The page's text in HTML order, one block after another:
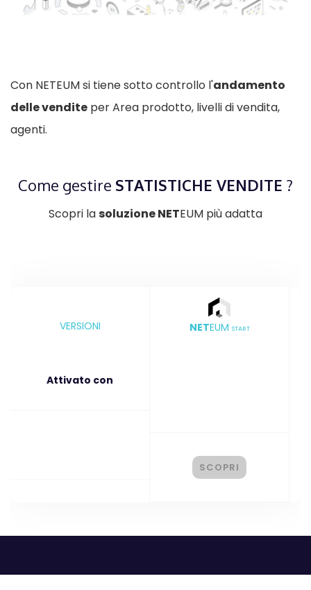
Con NETEUM si tiene sotto controllo l'andamento
delle vendite per Area prodotto, livelli di vendita,
agenti.
Come gestire STATISTICHE VENDITE ?
Scopri lasoluzione NETEUM più adatta
VERSIONI
Attivato con
NETEUM START
SCOPRI